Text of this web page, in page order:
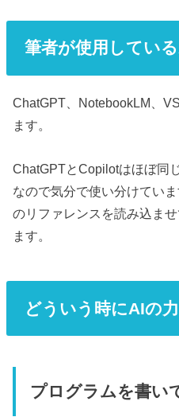
筆者が使用してい
ChatGPT、NotebookLM、
ます。
ChatGPTとCopilotはほぼ同
なので気分で使い分けてい
のリファレンスを読み込ま
ます。
どういう時にAIの
プログラムを書い